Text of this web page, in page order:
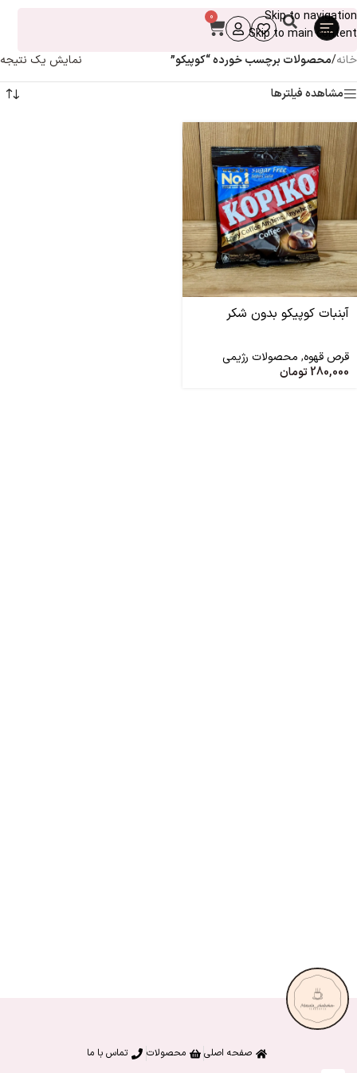
Skip to navigation
Skip to main content
0
خانه/محصولات برچسب خورده “کوپیکو”
نمایش یک نتیجه
مشاهده فیلترها
آبنبات کوپیکو بدون شکر
قرص قهوه, محصولات رژیمی
280,000تومان
صفحه اصلی محصولات تماس با ما